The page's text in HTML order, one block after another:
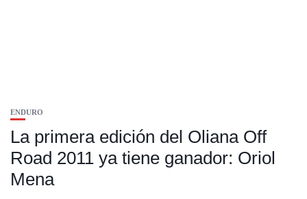
ENDURO
La primera edición del Oliana Off
Road 2011 ya tiene ganador: Oriol
Mena